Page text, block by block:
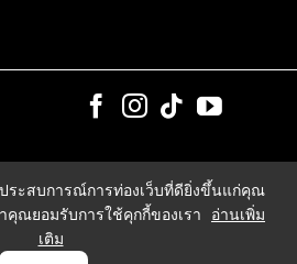
ระสบการณ์การท่องเว็บที่ดียิ่งขึ้นแก่คุณ
คุณยอมรับการใช้คุกกี้ของเรา
อ่านเพิ่ม
เติม